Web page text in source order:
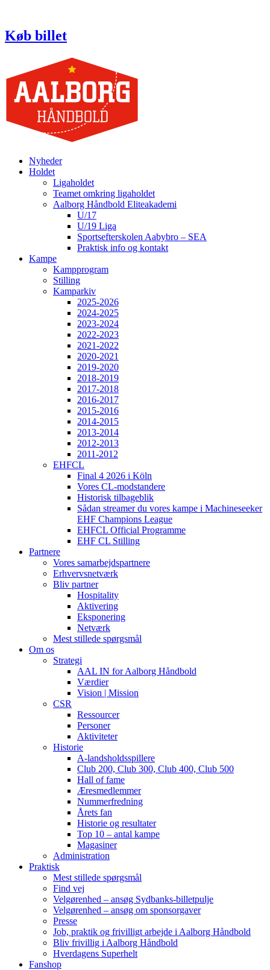
indhold
Køb billet
Nyheder
Holdet
Ligaholdet
Teamet omkring ligaholdet
Aalborg Håndbold Eliteakademi
U/17
U/19 Liga
Sportsefterskolen Aabybro – SEA
Praktisk info og kontakt
Kampe
Kampprogram
Stilling
Kamparkiv
2025-2026
2024-2025
2023-2024
2022-2023
2021-2022
2020-2021
2019-2020
2018-2019
2017-2018
2016-2017
2015-2016
2014-2015
2013-2014
2012-2013
2011-2012
EHFCL
Final 4 2026 i Köln
Vores CL-modstandere
Historisk tilbageblik
Sådan streamer du vores kampe i Machineseeker
EHF Champions League
EHFCL Official Programme
EHF CL Stilling
Partnere
Vores samarbejdspartnere
Erhvervsnetværk
Bliv partner
Hospitality
Aktivering
Eksponering
Netværk
Mest stillede spørgsmål
Om os
Strategi
AAL IN for Aalborg Håndbold
Værdier
Vision | Mission
CSR
Ressourcer
Personer
Aktiviteter
Historie
A-landsholdsspillere
Club 200, Club 300, Club 400, Club 500
Hall of fame
Æresmedlemmer
Nummerfredning
Årets fan
Historie og resultater
Top 10 – antal kampe
Magasiner
Administration
Praktisk
Mest stillede spørgsmål
Find vej
Velgørenhed – ansøg Sydbanks-billetpulje
Velgørenhed – ansøg om sponsorgaver
Presse
Job, praktik og frivilligt arbejde i Aalborg Håndbold
Bliv frivillig i Aalborg Håndbold
Hverdagens Superhelt
Fanshop